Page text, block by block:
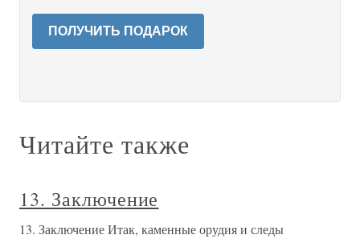
ПОЛУЧИТЬ ПОДАРОК
Читайте также
13. Заключение
13. Заключение Итак, каменные орудия и следы